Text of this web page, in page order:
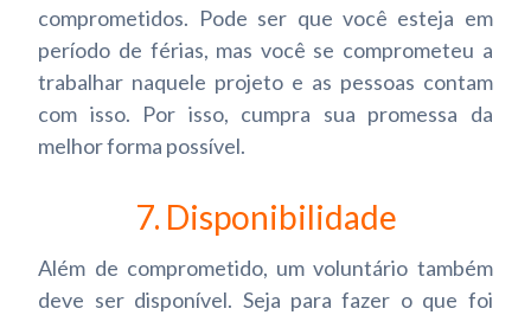
comprometidos. Pode ser que você esteja em
período de férias, mas você se comprometeu a
trabalhar naquele projeto e as pessoas contam
com isso. Por isso, cumpra sua promessa da
melhor forma possível.
7. Disponibilidade
Além de comprometido, um voluntário também
deve ser disponível. Seja para fazer o que foi